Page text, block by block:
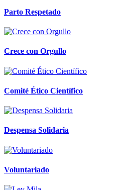
Parto Respetado
Crece con Orgullo
Comité Ético Científico
Despensa Solidaria
Voluntariado